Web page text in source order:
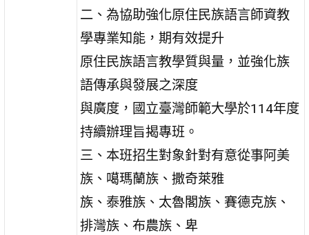
二、為協助強化原住民族語言師資教
學專業知能，期有效提升
原住民族語言教學質與量，並強化族
語傳承與發展之深度
與廣度，國立臺灣師範大學於114年度
持續辦理旨揭專班。
三、本班招生對象針對有意從事阿美
族、噶瑪蘭族、撒奇萊雅
族、泰雅族、太魯閣族、賽德克族、
排灣族、布農族、卑